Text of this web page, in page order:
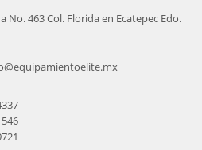
No. 463 Col. Florida en Ecatepec Edo.